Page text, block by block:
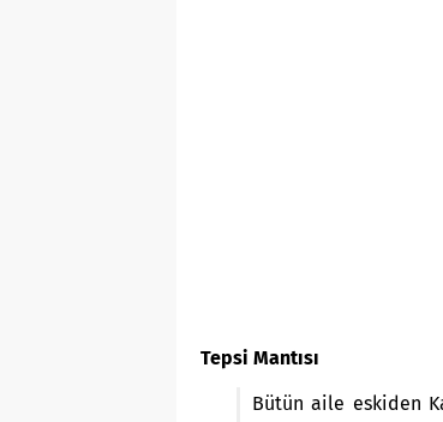
Tepsi Mantısı
Bütün aile eskiden